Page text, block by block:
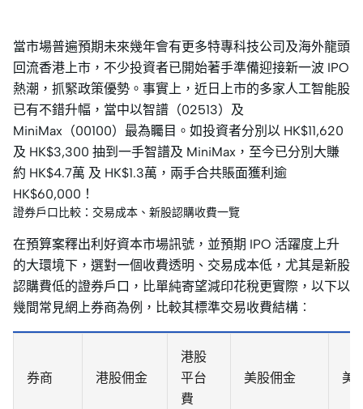
當市場普遍預期未來幾年會有更多特專科技公司及海外龍頭
回流香港上市，不少投資者已開始著手準備迎接新一波 IPO
熱潮，抓緊政策優勢。事實上，近日上市的多家人工智能股
已有不錯升幅，當中以智譜（02513）及
MiniMax（00100）最為矚目。如投資者分別以 HK$11,620
及 HK$3,300 抽到一手智譜及 MiniMax，至今已分別大賺
約 HK$4.7萬 及 HK$1.3萬，兩手合共賬面獲利逾
HK$60,000！
證券戶口比較：交易成本、新股認購收費一覽
在預算案釋出利好資本市場訊號，並預期 IPO 活躍度上升
的大環境下，選對一個收費透明、交易成本低，尤其是新股
認購費低的證券戶口，比單純寄望減印花稅更實際，以下以
幾間常見網上券商為例，比較其標準交易收費結構︰
券商 港股佣金
港股
平台
費
美股佣金 美